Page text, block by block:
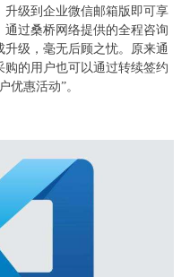
升级到企业微信邮箱版即可享
过桑桥网络提供的全程咨询
级，毫无后顾之忧。原来通
购的用户也可以通过转续签约
优惠活动”。